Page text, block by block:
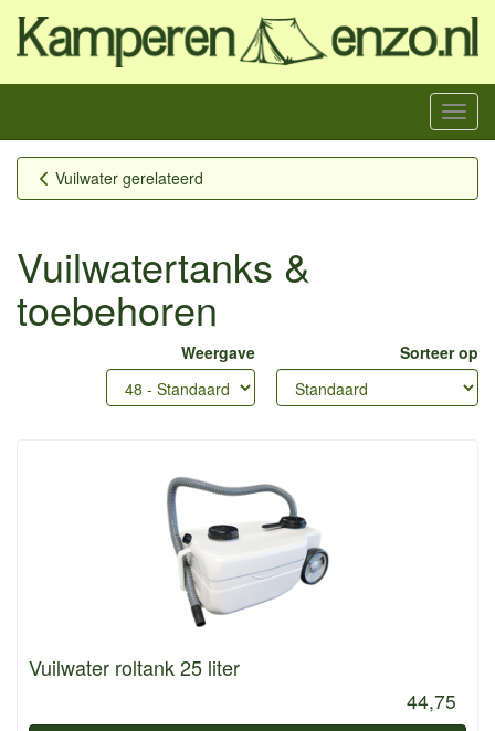
Menu
Vuilwater gerelateerd
Vuilwatertanks &
toebehoren
Weergave Sorteer op
Vuilwater roltank 25 liter
44,75